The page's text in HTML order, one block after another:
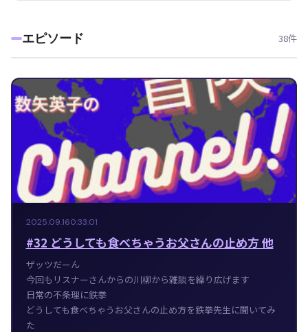
エピソード 38件
2025.09.160:33:01
#32 どうしても食べちゃうお父さんの止め方 他
ザッツだーん
今回もリスナーさんからの川柳から雑談を繰り広げます
日常の不条理に鉄拳
どうしても食べちゃうお父さんの止め方を鉄拳先生に聞いてみ
た